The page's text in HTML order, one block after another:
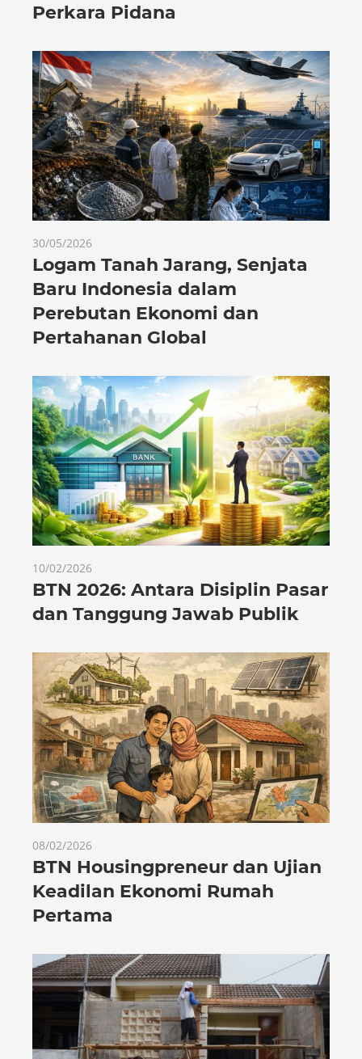
Perkara Pidana
30/05/2026
Logam Tanah Jarang, Senjata
Baru Indonesia dalam
Perebutan Ekonomi dan
Pertahanan Global
10/02/2026
BTN 2026: Antara Disiplin Pasar
dan Tanggung Jawab Publik
08/02/2026
BTN Housingpreneur dan Ujian
Keadilan Ekonomi Rumah
Pertama